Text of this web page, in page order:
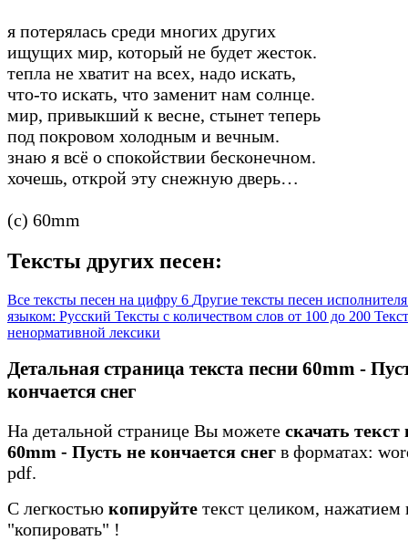
я потерялась среди многих других
ищущих мир, который не будет жесток.
тепла не хватит на всех, надо искать,
что-то искать, что заменит нам солнце.
мир, привыкший к весне, стынет теперь
под покровом холодным и вечным.
знаю я всё о спокойствии бесконечном.
хочешь, открой эту снежную дверь…
(c) 60mm
Тексты других песен:
Все тексты песен на цифру 6 Другие тексты песен
языком: Русский Тексты с количеством слов от 100 до 200
ненормативной лексики
Детальная страница текста песни 60mm -
кончается снег
На детальной странице Вы можете скачать текст
60mm - Пусть не кончается снег в форматах:
pdf.
С легкостью копируйте текст целиком, нажатием
"копировать" !